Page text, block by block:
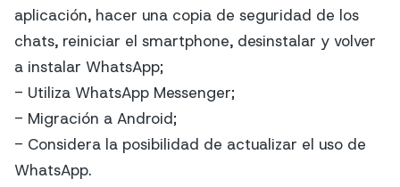
aplicación, hacer una copia de seguridad de los
chats, reiniciar el smartphone, desinstalar y volver
a instalar WhatsApp;
- Utiliza WhatsApp Messenger;
- Migración a Android;
- Considera la posibilidad de actualizar el uso de
WhatsApp.